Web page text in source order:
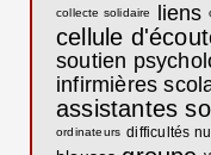
collecte solidaire liens
cellule
soutien
infirmières
assistantes
ordinateurs difficultés